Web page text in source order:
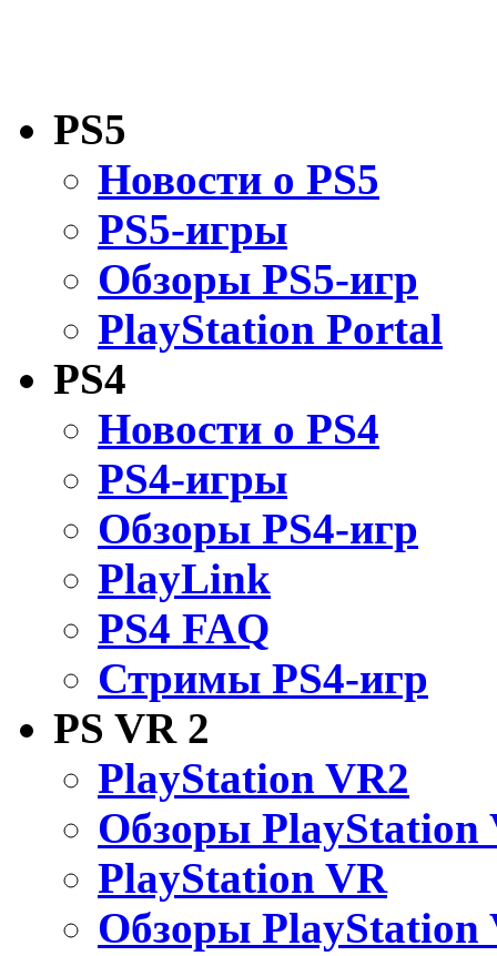
PS5
Новости о PS5
PS5-игры
Обзоры PS5-игр
PlayStation Portal
PS4
Новости о PS4
PS4-игры
Обзоры PS4-игр
PlayLink
PS4 FAQ
Стримы PS4-игр
PS VR 2
PlayStation VR2
Обзоры PlayStation
PlayStation VR
Обзоры PlayStation